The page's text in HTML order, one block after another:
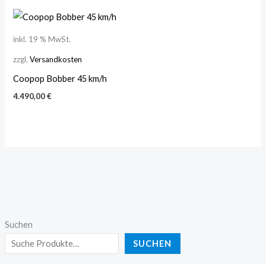
Suchen
SUCHEN
inkl. 19 % MwSt.
zzgl.Versandkosten
Coopop Bobber 45 km/h
4.490,00€